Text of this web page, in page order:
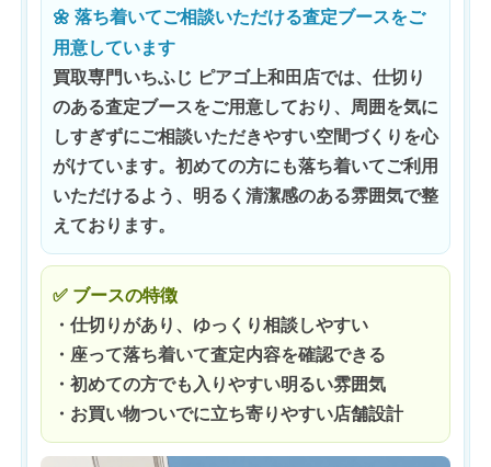
🌼 落ち着いてご相談いただける査定ブースをご
用意しています
買取専門いちふじ ピアゴ上和田店では、仕切り
のある査定ブースをご用意しており、周囲を気に
しすぎずにご相談いただきやすい空間づくりを心
がけています。初めての方にも落ち着いてご利用
いただけるよう、明るく清潔感のある雰囲気で整
えております。
✅ ブースの特徴
・仕切りがあり、ゆっくり相談しやすい
・座って落ち着いて査定内容を確認できる
・初めての方でも入りやすい明るい雰囲気
・お買い物ついでに立ち寄りやすい店舗設計